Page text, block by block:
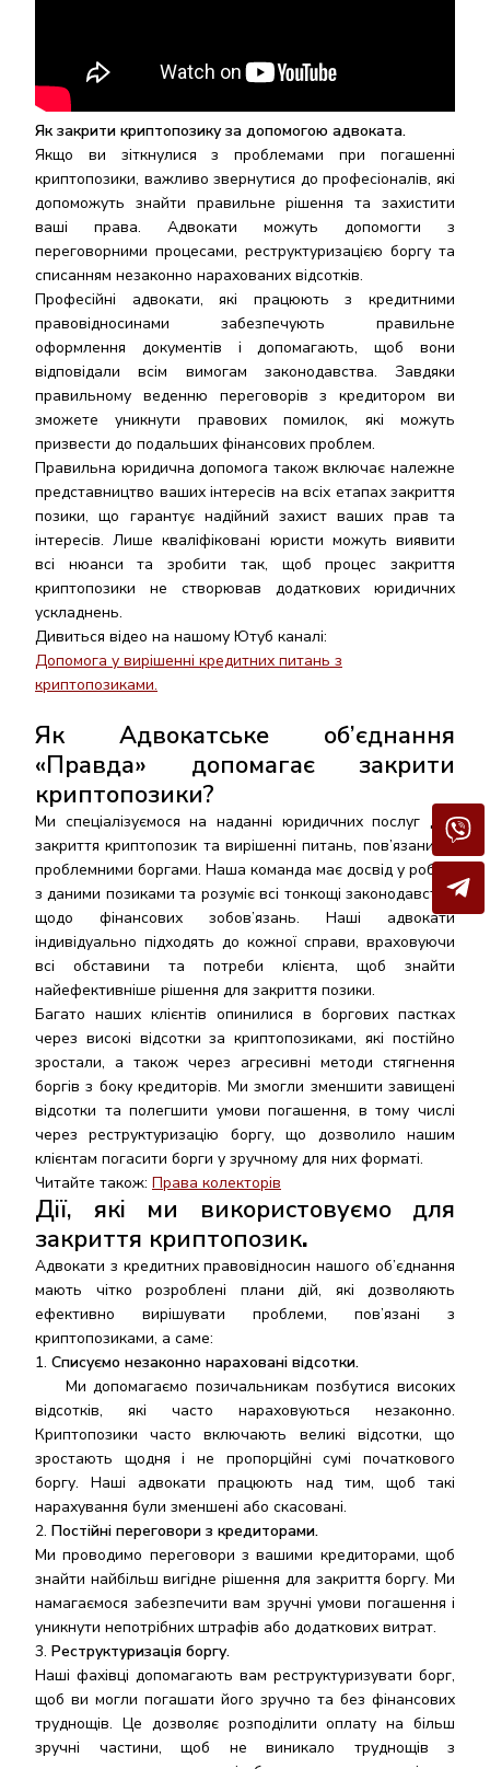
Як закрити криптопозику за допомогою адвоката.
Якщо ви зіткнулися з проблемами при погашенні
криптопозики, важливо звернутися до професіоналів, які
допоможуть знайти правильне рішення та захистити
ваші права. Адвокати можуть допомогти з
переговорними процесами, реструктуризацією боргу та
списанням незаконно нарахованих відсотків.
Професійні адвокати, які працюють з кредитними
правовідносинами забезпечують правильне
оформлення документів і допомагають, щоб вони
відповідали всім вимогам законодавства. Завдяки
правильному веденню переговорів з кредитором ви
зможете уникнути правових помилок, які можуть
призвести до подальших фінансових проблем.
Правильна юридична допомога також включає належне
представництво ваших інтересів на всіх етапах закриття
позики, що гарантує надійний захист ваших прав та
інтересів. Лише кваліфіковані юристи можуть виявити
всі нюанси та зробити так, щоб процес закриття
криптопозики не створював додаткових юридичних
ускладнень.
Дивиться відео на нашому Ютуб каналі:
Допомога у вирішенні кредитних питань з
криптопозиками.
Як Адвокатське об’єднання
«Правда» допомагає закрити
криптопозики?
Ми спеціалізуємося на наданні юридичних послуг для
закриття криптопозик та вирішенні питань, пов’язаних з
проблемними боргами. Наша команда має досвід у роботі
з даними позиками та розуміє всі тонкощі законодавства
щодо фінансових зобов’язань. Наші адвокати
індивідуально підходять до кожної справи, враховуючи
всі обставини та потреби клієнта, щоб знайти
найефективніше рішення для закриття позики.
Багато наших клієнтів опинилися в боргових пастках
через високі відсотки за криптопозиками, які постійно
зростали, а також через агресивні методи стягнення
боргів з боку кредиторів. Ми змогли зменшити завищені
відсотки та полегшити умови погашення, в тому числі
через реструктуризацію боргу, що дозволило нашим
клієнтам погасити борги у зручному для них форматі.
Читайте також: Права колекторів
Дії, які ми використовуємодля
закриття криптопозик.
Адвокати з кредитних правовідносин нашого об’єднання
мають чітко розроблені плани дій, які дозволяють
ефективно вирішувати проблеми, пов’язані з
криптопозиками, а саме:
Списуємо незаконно нараховані відсотки.
Ми допомагаємо позичальникам позбутися високих
відсотків, які часто нараховуються незаконно.
Криптопозики часто включають великі відсотки, що
зростають щодня і не пропорційні сумі початкового
боргу. Наші адвокати працюють над тим, щоб такі
нарахування були зменшені або скасовані.
Постійні переговори з кредиторами.
Ми проводимо переговори з вашими кредиторами, щоб
знайти найбільш вигідне рішення для закриття боргу. Ми
намагаємося забезпечити вам зручні умови погашення і
уникнути непотрібних штрафів або додаткових витрат.
Реструктуризація боргу.
Наші фахівці допомагають вам реструктуризувати борг,
щоб ви могли погашати його зручно та без фінансових
труднощів. Це дозволяє розподілити оплату на більш
зручні частини, щоб не виникало труднощів з